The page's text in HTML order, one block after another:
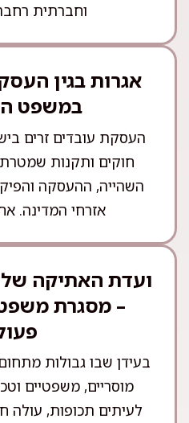
וחברתית
אגרות בגין
במשפט
העסקת עובדים זרים
חוקים ותקנות
השהייה, ההעסקה
אזרחי המדינה.
ועדת האתיקה
– מסגרת
בעידן שבו גבולות
מוסריים, משפטיים
לעיתים תכופות, עולה